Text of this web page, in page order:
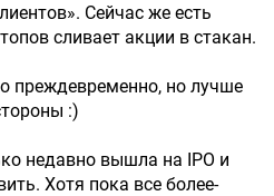
Сейчас же есть
сливает акции в стакан.
преждевременно, но лучше
:)
недавно вышла на IPO и
Хотя пока все более-